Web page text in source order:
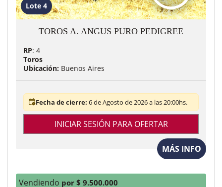
Lote 4
TOROS A. ANGUS PURO PEDIGREE
RP: 4
Toros
Ubicación: Buenos Aires
Fecha de cierre: 6 de Agosto de 2026 a las 20:00hs.
INICIAR SESIÓN PARA OFERTAR
MÁS INFO
Vendiendo por $ 9.500.000